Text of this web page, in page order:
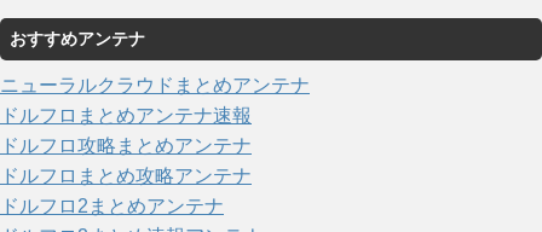
おすすめアンテナ
ニューラルクラウドまとめアンテナ
ドルフロまとめアンテナ速報
ドルフロ攻略まとめアンテナ
ドルフロまとめ攻略アンテナ
ドルフロ2まとめアンテナ